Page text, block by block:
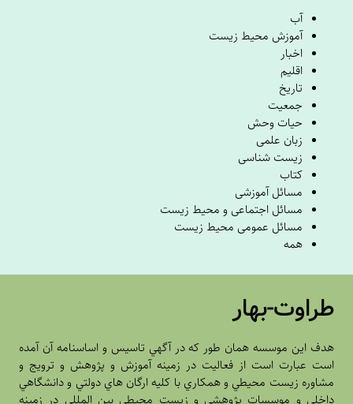
آب
آموزش محیط زیست
اخبار
اقلیم
تاریخ
جمعیت
حیات وحش
زبان علمی
زیست شناسی
کتاب
مسائل آموزشی
مسائل اجتماعی و محیط زیست
مسائل عمومی محیط زیست
همه
طراوت-بهار
هدف اين موسسه همان طور که در آگهي تاسيس و اساسنامه آن آمده
است عبارت است از فعاليت در زمينه آموزش و پژوهش و ترويج و
مشاوره زيست محيطي و همکاري با کليه ارگان هاي دولتي و دانشگاهي
داخلي و موسسات پژوهشي و زيست محيطي بين المللي در زمينه